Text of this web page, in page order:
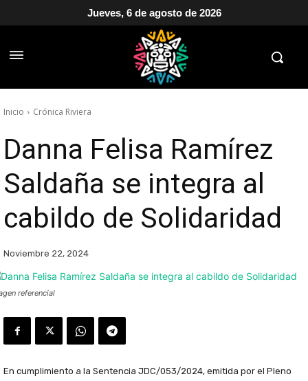
Jueves, 6 de agosto de 2026
Inicio Crónica Riviera
Danna Felisa Ramírez
Saldaña se integra al
cabildo de Solidaridad
Noviembre 22, 2024
referencial
En cumplimiento a la Sentencia JDC/053/2024, emitida por el Pleno